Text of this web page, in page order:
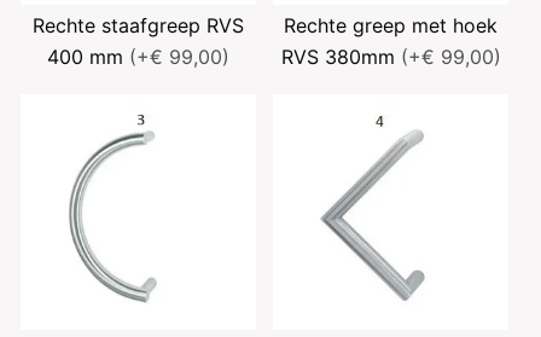
Rechte staafgreep RVS
400 mm (+€ 99,00)
Rechte greep met hoek
RVS 380mm (+€ 99,00)